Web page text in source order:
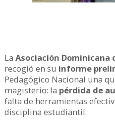
La Asociación Dominicana
recogió en su informe
Pedagógico Nacional una
magisterio: la pérdida de
falta de herramientas
disciplina estudiantil.